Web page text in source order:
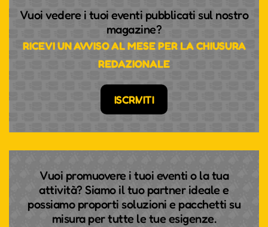
Vuoi vedere i tuoi eventi pubblicati sul nostro
magazine?
RICEVI UN AVVISO AL MESE PER LA CHIUSURA
REDAZIONALE
ISCRIVITI
Vuoi promuovere i tuoi eventi o la tua
attività? Siamo il tuo partner ideale e
possiamo proporti soluzioni e pacchetti su
misura per tutte le tue esigenze.